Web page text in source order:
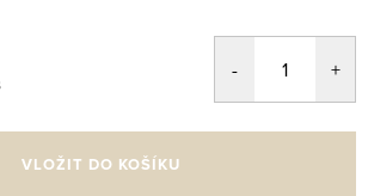
VLOŽIT DO KOŠÍKU